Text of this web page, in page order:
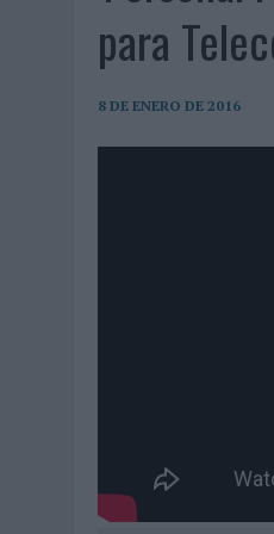
06/08/2026 | FRIGO Y
06/08/2026
| LA IA
04/08/2026
AUDIBLE
03/08/2026 | ‘VUELVE
para
8 DE ENERO DE 2016